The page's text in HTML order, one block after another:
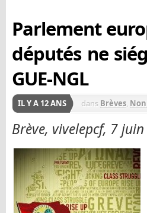
Parlement
députés ne
GUE-NGL
IL Y A 12 ANS dans Brèves,
Brève, vivelepcf, 7